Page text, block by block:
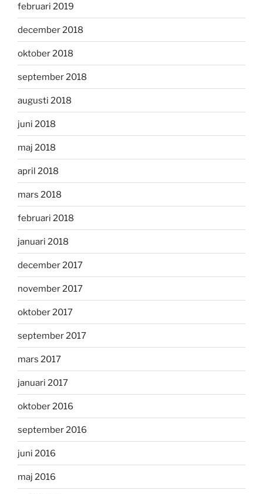
februari 2019
december 2018
oktober 2018
september 2018
augusti 2018
juni 2018
maj 2018
april 2018
mars 2018
februari 2018
januari 2018
december 2017
november 2017
oktober 2017
september 2017
mars 2017
januari 2017
oktober 2016
september 2016
juni 2016
maj 2016